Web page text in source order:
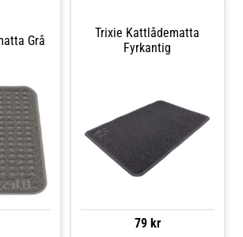
Grå
Trixie Kattlådematta
Fyrkantig
79 kr